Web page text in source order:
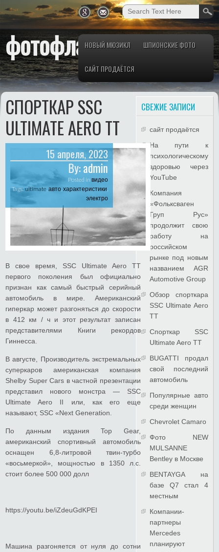
фотофлай.рф
НОВЫЙ МЮЗИКЛ ШПИОНСКИЕ ФОТО
САЙТ ПРОДАЁТСЯ
СПОРТКАР SSC
ULTIMATE AERO TT
15 апреля, 2023
By:admin
Posted inвидео
Tags:ultimate ,авто ,характеристики
электро
В свое время, SSC Ultimate Aero TT
первого поколения был официально
признан как самый быстрый серийный
автомобиль в мире. Американский
гиперкар может разгоняться до скорости
в 412 км / ч и этот результат записан
представителями Книги рекордов
Гиннесса.
В августе, Производитель экстремальных
суперкаров американская компания
Shelby Super Cars в частной презентации
представил нового монстра — SSC
Ultimate Aero II или, как его еще
называют, SSC «Next Generation.
По данным издания Top Gear,
американский спортивный автомобиль
оснащен 6,8-литровой твин-турбо
«восьмеркой», мощностью в 1350 л.с.
стоит более 500 000 долл
https://youtu.be/iZdeuGdKPEI
Машина разгоняется от нуля до сотни
СВЕЖИЕ ЗАПИСИ
сайт продаётся
На пути к
психологическому
здоровью через
YouTube
Компания
«Фольксваген
Груп Рус»
продолжит свою
работу на
российском
рынке под новым
названием AGR
Automotive Group
Обзор спорткара
SSC Ultimate Aero
TT
Спорткар SSC
Ultimate Aero TT
BUGATTI продал
свой последний
автомобиль
Популярные авто
среди женщин
Chevrolet Camaro
Фото NEW
MULSANNE
Bentley в Москве
BENTAYGA на
базе Q7 стал 4
местным
Компании-
партнеры
Mercedes
планируют